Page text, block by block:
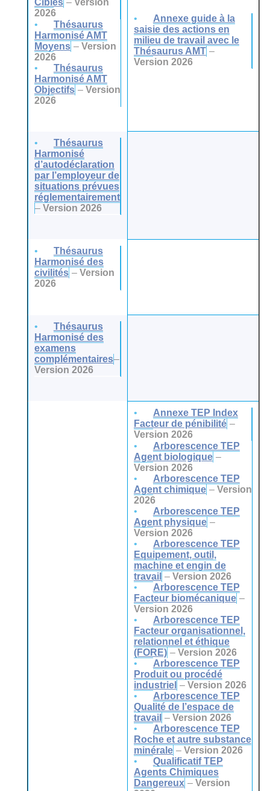
2026
Thésaurus
Harmonisé AMT
Moyens – Version
2026
Thésaurus
Harmonisé AMT
Objectifs – Version
2026
Annexe guide à la
saisie des actions en
milieu de travail avec le
Thésaurus AMT –
Version 2026
Thésaurus
Harmonisé
d’autodéclaration
par l’employeur de
situations prévues
réglementairement
– Version 2026
Thésaurus
Harmonisé des
civilités – Version
2026
Thésaurus
Harmonisé des
examens
complémentaires–
Version 2026
Annexe TEP Index
Facteur de pénibilité –
Version 2026
Arborescence TEP
Agent biologique –
Version 2026
Arborescence TEP
Agent chimique – Version
2026
Arborescence TEP
Agent physique –
Version 2026
Arborescence TEP
Equipement, outil,
machine et engin de
travail – Version 2026
Arborescence TEP
Facteur biomécanique –
Version 2026
Arborescence TEP
Facteur organisationnel,
relationnel et éthique
(FORE) – Version 2026
Arborescence TEP
Produit ou procédé
industriel – Version 2026
Arborescence TEP
Qualité de l’espace de
travail – Version 2026
Arborescence TEP
Roche et autre substance
minérale – Version 2026
Qualificatif TEP
Agents Chimiques
Dangereux – Version